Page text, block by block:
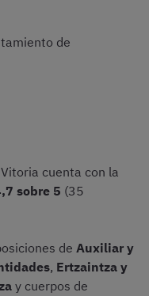
de
cuenta con la
sobre 5 (35
de Auxiliar y
, Ertzaintza y
y cuerpos de